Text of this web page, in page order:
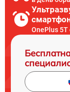
OnePlus 5T